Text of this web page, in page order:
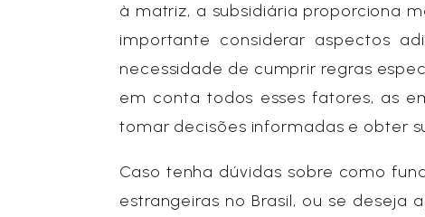
à matriz, a subsidiária proporciona
importante considerar aspectos
necessidade de cumprir regras
em conta todos esses fatores, as
tomar decisões informadas e obter
Caso tenha dúvidas sobre como
estrangeiras no Brasil, ou se